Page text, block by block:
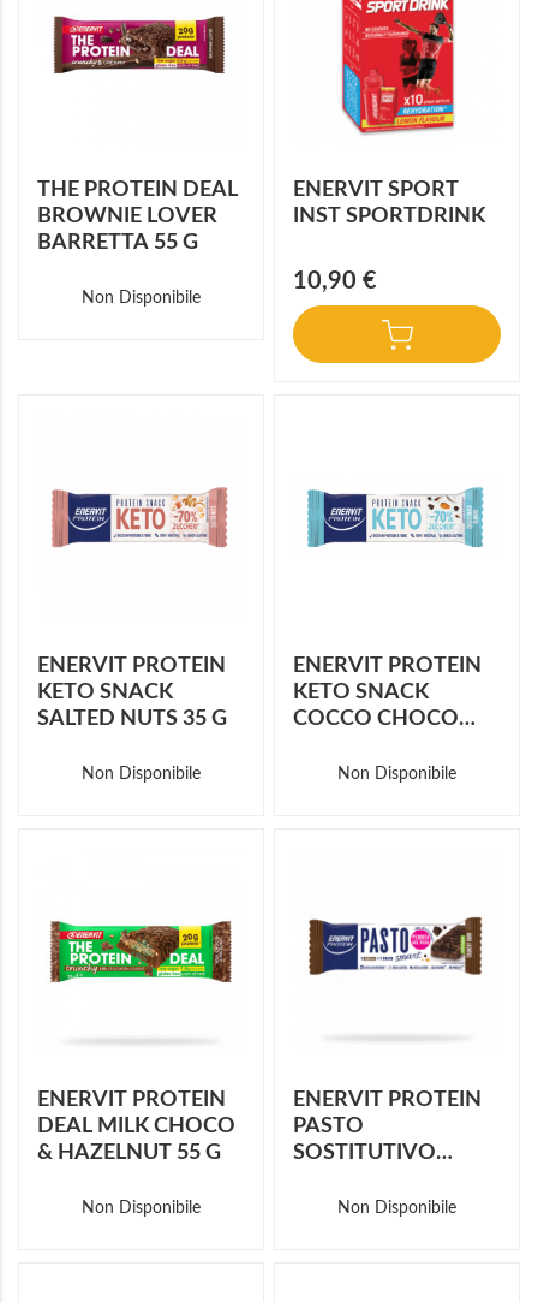
THE PROTEIN DEAL
BROWNIE LOVER
BARRETTA 55 G
Non Disponibile
ENERVIT SPORT
INST SPORTDRINK
10,90 €
ENERVIT PROTEIN
KETO SNACK
SALTED NUTS 35 G
Non Disponibile
ENERVIT PROTEIN
KETO SNACK
COCCO CHOCO
Non Disponibile
ENERVIT PROTEIN
DEAL MILK CHOCO
& HAZELNUT 55 G
Non Disponibile
ENERVIT PROTEIN
PASTO
SOSTITUTIVO
Non Disponibile